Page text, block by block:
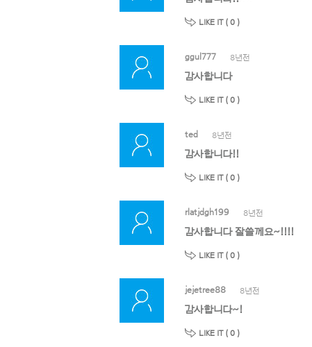
LIKE IT ( 0 )
ggul777 8년전
감사합니다
LIKE IT ( 0 )
ted 8년전
감사합니다!!
LIKE IT ( 0 )
rlatjdgh199 8년전
감사합니다 잘쓸께요~!!!!
LIKE IT ( 0 )
jejetree88 8년전
감사합니다~!
LIKE IT ( 0 )